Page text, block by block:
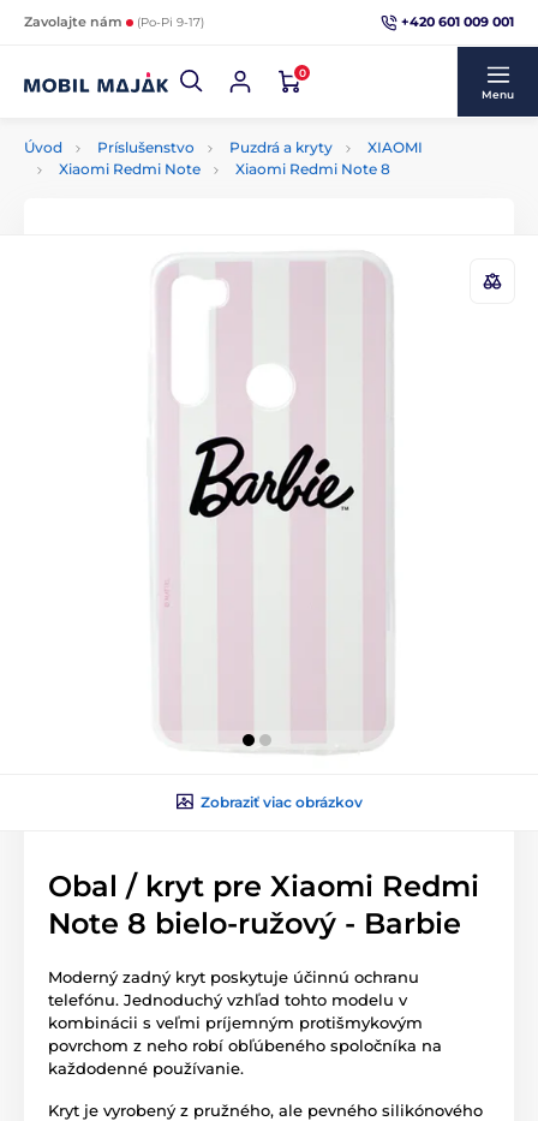
Zavolajte nám (Po-Pi 9-17) +420 601 009 001
0
Menu
Úvod Príslušenstvo Puzdrá a kryty
XIAOMI
Xiaomi Redmi Note
Xiaomi Redmi Note 8
Zobraziť viac obrázkov
Obal / kryt pre Xiaomi Redmi
Note 8 bielo-ružový - Barbie
Moderný zadný kryt poskytuje účinnú ochranu
telefónu. Jednoduchý vzhľad tohto modelu v
kombinácii s veľmi príjemným protišmykovým
povrchom z neho robí obľúbeného spoločníka na
každodenné používanie.
Kryt je vyrobený z pružného, ale pevného silikónového